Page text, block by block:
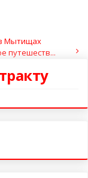
Мытищах
путешеств...